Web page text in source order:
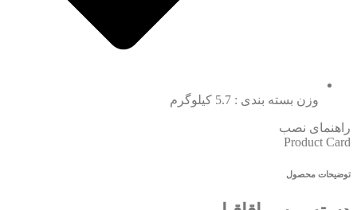
وزن بسته بندی : 5.7 کیلوگرم
راهنمای نصب
Product Card
توضیحات محصول